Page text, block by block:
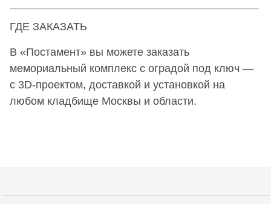
ГДЕ ЗАКАЗАТЬ
В «Постамент» вы можете заказать
мемориальный комплекс с оградой под ключ —
с 3D-проектом, доставкой и установкой на
любом кладбище Москвы и области.